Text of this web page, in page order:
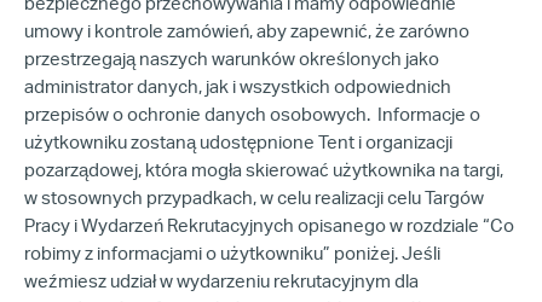
bezpiecznego przechowywania i mamy odpowiednie
umowy i kontrole zamówień, aby zapewnić, że zarówno
przestrzegają naszych warunków określonych jako
administrator danych, jak i wszystkich odpowiednich
przepisów o ochronie danych osobowych. Informacje o
użytkowniku zostaną udostępnione Tent i organizacji
pozarządowej, która mogła skierować użytkownika na targi,
w stosownych przypadkach, w celu realizacji celu Targów
Pracy i Wydarzeń Rekrutacyjnych opisanego w rozdziale “Co
robimy z informacjami o użytkowniku” poniżej. Jeśli
weźmiesz udział w wydarzeniu rekrutacyjnym dla